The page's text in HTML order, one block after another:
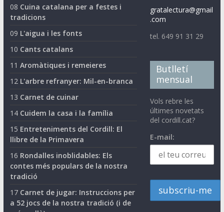
08 Cuina catalana per a festes i
tradicions
09 L'aigua i les fonts
10 Cants catalans
11 Aromàtiques i remeieres
12 L'arbre refranyer: Mil-en-branca
13 Carnet de cuinar
14 Cuidem la casa i la família
15 Entreteniments del Cordill: El
llibre de la Primavera
16 Rondalles inoblidables: Els
contes més populars de la nostra
tradició
17 Carnet de jugar: Instruccions per
a 52 jocs de la nostra tradició (i de
gratalectura@gmail
.com
tel. 649 91 31 29
Butlletí
mensual
Vols rebre les
últimes novetats
del cordill.cat?
E-mail: